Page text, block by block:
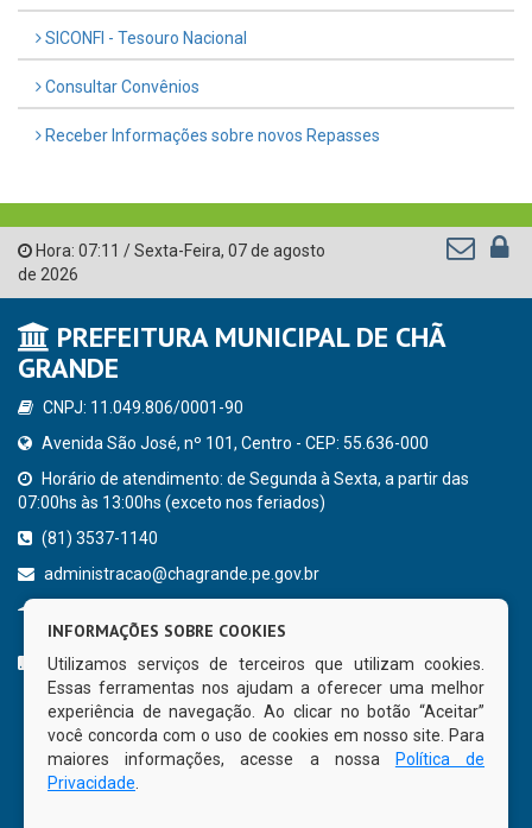
SICONFI - Tesouro Nacional
Consultar Convênios
Receber Informações sobre novos Repasses
Hora: 07:11 /Sexta-Feira, 07 de agosto
de 2026
PREFEITURA MUNICIPAL DE CHÃ
GRANDE
CNPJ: 11.049.806/0001-90
Avenida São José, nº 101, Centro - CEP: 55.636-000
Horário de atendimento: de Segunda à Sexta, a partir das
07:00hs às 13:00hs (exceto nos feriados)
(81) 3537-1140
administracao@chagrande.pe.gov.br
CURTA NOSSA FAN PAGE
INFORMAÇÕES SOBRE COOKIES
Utilizamos serviços de terceiros que utilizam cookies.
Essas ferramentas nos ajudam a oferecer uma melhor
experiência de navegação. Ao clicar no botão “Aceitar”
você concorda com o uso de cookies em nosso site. Para
maiores informações, acesse a nossa
Política de
Privacidade